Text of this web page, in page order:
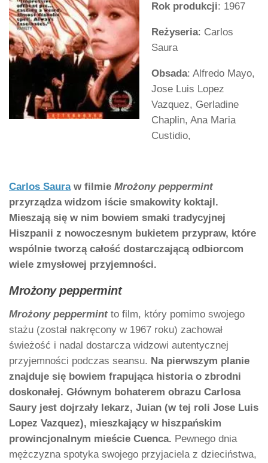
Rok produkcji: 1967
Reżyseria: Carlos
Saura
Obsada: Alfredo Mayo,
Jose Luis Lopez
Vazquez, Gerladine
Chaplin, Ana Maria
Custidio,
Carlos Sauraw filmie Mrożony peppermint
przyrządza widzom iście smakowity koktajl.
Mieszają się w nim bowiem smaki tradycyjnej
Hiszpanii z nowoczesnym bukietem przypraw, które
wspólnie tworzą całość dostarczającą odbiorcom
wiele zmysłowej przyjemności.
Mrożony peppermint
Mrożony peppermint to film, który pomimo swojego
stażu (został nakręcony w 1967 roku) zachował
świeżość i nadal dostarcza widzowi autentycznej
przyjemności podczas seansu. Na pierwszym planie
znajduje się bowiem frapująca historia o zbrodni
doskonałej. Głównym bohaterem obrazu Carlosa
Saury jest dojrzały lekarz, Juian (w tej roli Jose Luis
Lopez Vazquez), mieszkający w hiszpańskim
prowincjonalnym mieście Cuenca. Pewnego dnia
mężczyzna spotyka swojego przyjaciela z dzieciństwa,